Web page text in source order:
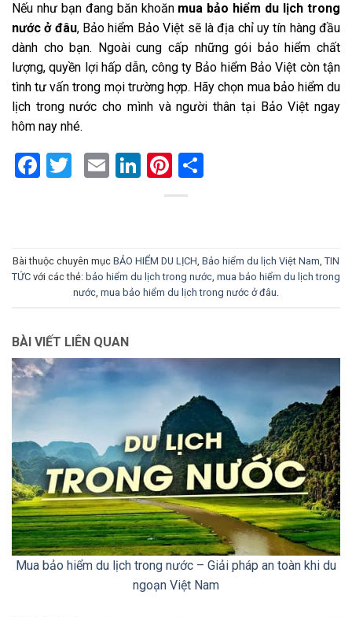
Nếu như bạn đang băn khoăn mua bảo hiểm du lịch trong
nước ở đâu, Bảo hiểm Bảo Việt sẽ là địa chỉ uy tín hàng đầu
dành cho bạn. Ngoài cung cấp những gói bảo hiểm chất
lượng, quyền lợi hấp dẫn, công ty Bảo hiểm Bảo Việt còn tận
tình tư vấn trong mọi trường hợp. Hãy chọn mua bảo hiểm du
lịch trong nước cho mình và người thân tại Bảo Việt ngay
hôm nay nhé.
Facebook
Twitter
EmailLinkedIn
Pinterest
Bài thuộc chuyên mục BẢO HIỂM DU LỊCH, Bảo hiểm du lịch Việt Nam, TIN
TỨC với các thẻ: bảo hiểm du lịch trong nước, mua bảo hiểm du lịch trong
nước, mua bảo hiểm du lịch trong nước ở đâu.
BÀI VIẾT LIÊN QUAN
Mua bảo hiểm du lịch trong nước – Giải pháp an toàn khi du
ngoạn Việt Nam